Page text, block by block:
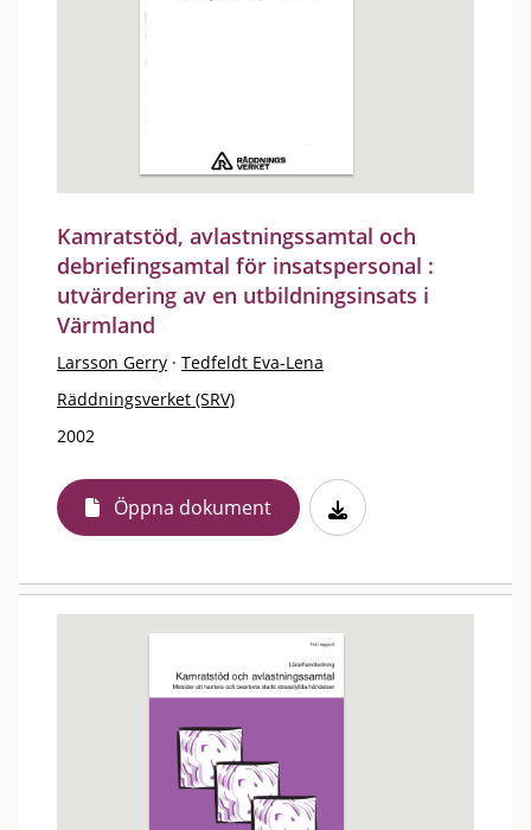
Kamratstöd, avlastningssamtal och
debriefingsamtal för insatspersonal :
utvärdering av en utbildningsinsats i
Värmland
Larsson Gerry · Tedfeldt Eva-Lena
Räddningsverket (SRV)
2002
Öppna dokument